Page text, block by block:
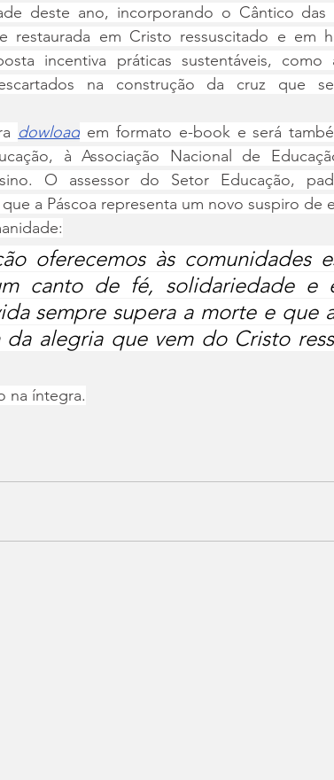
deste ano, incorporando o Cântico das
restaurada em Cristo ressuscitado e em
incentiva práticas sustentáveis, como
na construção da cruz que
dowload em formato e-book e será
à Associação Nacional de
O assessor do Setor Educação,
a Páscoa representa um novo suspiro de
oferecemos às comunidades
canto de fé, solidariedade e
sempre supera a morte e que
alegria que vem do Cristo
na íntegra.